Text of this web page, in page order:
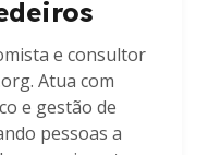
e consultor
Atua com
e gestão de
pessoas a